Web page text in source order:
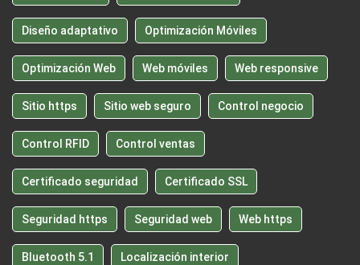
Diseño adaptativo Optimización Móviles
Optimización Web Web móviles Web responsive
Sitio https Sitio web seguro Control negocio
Control RFID Control ventas
Certificado seguridad Certificado SSL
Seguridad https Seguridad web Web https
Bluetooth 5.1 Localización interior